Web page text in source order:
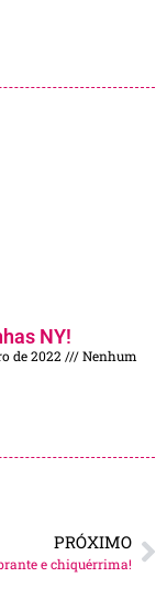
NY!
de 2022
Nenhum
PRÓXIMO
e chiquérrima!